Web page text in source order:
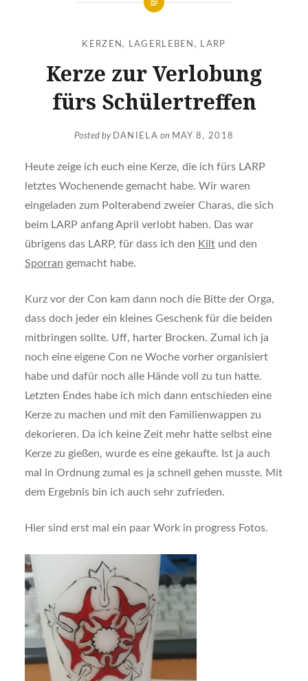
KERZEN, LAGERLEBEN , LARP
Kerze zur Verlobung
fürs Schülertreffen
Posted by DANIELA on MAY 8, 2018
Heute zeige ich euch eine Kerze, die ich fürs LARP
letztes Wochenende gemacht habe. Wir waren
eingeladen zum Polterabend zweier Charas, die sich
beim LARP anfang April verlobt haben. Das war
übrigens das LARP, für dass ich den Kiltund den
Sporran gemacht habe.
Kurz vor der Con kam dann noch die Bitte der Orga,
dass doch jeder ein kleines Geschenk für die beiden
mitbringen sollte. Uff, harter Brocken. Zumal ich ja
noch eine eigene Con ne Woche vorher organisiert
habe und dafür noch alle Hände voll zu tun hatte.
Letzten Endes habe ich mich dann entschieden eine
Kerze zu machen und mit den Familienwappen zu
dekorieren. Da ich keine Zeit mehr hatte selbst eine
Kerze zu gießen, wurde es eine gekaufte. Ist ja auch
mal in Ordnung zumal es ja schnell gehen musste. Mit
dem Ergebnis bin ich auch sehr zufrieden.
Hier sind erst mal ein paar Work in progress Fotos.